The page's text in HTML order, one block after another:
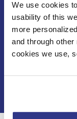
We use cookies
usability of this
more
and through other
cookies we use,